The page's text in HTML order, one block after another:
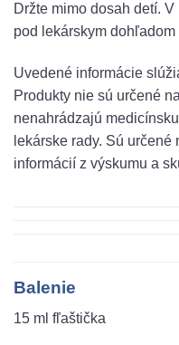
Držte mimo dosah detí.
pod lekárskym
Uvedené informácie
Produkty nie sú určené
nenahrádzajú
lekárske rady. Sú
informácií z výskumu a
Balenie
15 ml fľaštička